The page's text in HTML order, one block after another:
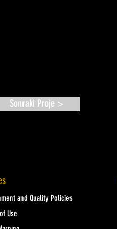
Sonraki Proje >
and Quality Policies
Use